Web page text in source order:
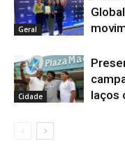
Geral
Cidade
laços